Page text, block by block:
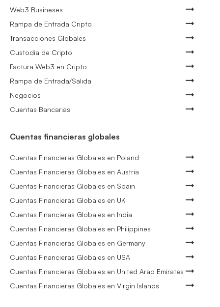
Web3 Busineses
Rampa de Entrada Cripto
Transacciones Globales
Custodia de Cripto
Factura Web3 en Cripto
Rampa de Entrada/Salida
Negocios
Cuentas Bancarias
Cuentas financieras globales
Cuentas Financieras Globales en Poland
Cuentas Financieras Globales en Austria
Cuentas Financieras Globales en Spain
Cuentas Financieras Globales en UK
Cuentas Financieras Globales en India
Cuentas Financieras Globales en Philippines
Cuentas Financieras Globales en Germany
Cuentas Financieras Globales en USA
Cuentas Financieras Globales en United Arab Emirates
Cuentas Financieras Globales en Virgin Islands